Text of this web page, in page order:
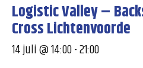
Logistic Valley –
Cross Lichtenvoorde
14 juli @ 14:00-21:00